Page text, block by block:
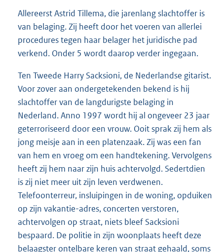
Allereerst Astrid Tillema, die jarenlang slachtoffer is
van belaging. Zij heeft door het voeren van allerlei
procedures tegen haar belager het juridische pad
verkend. Onder 5 wordt daarop verder ingegaan.
Ten Tweede Harry Sacksioni, de Nederlandse gitarist.
Voor zover aan ondergetekenden bekend is hij
slachtoffer van de langdurigste belaging in
Nederland. Anno 1997 wordt hij al ongeveer 23 jaar
geterroriseerd door een vrouw. Ooit sprak zij hem als
jong meisje aan in een platenzaak. Zij was een fan
van hem en vroeg om een handtekening. Vervolgens
heeft zij hem naar zijn huis achtervolgd. Sedertdien
is zij niet meer uit zijn leven verdwenen.
Telefoonterreur, insluipingen in de woning, opduiken
op zijn vakantie-adres, concerten verstoren,
achtervolgen op straat, niets bleef Sacksioni
bespaard. De politie in zijn woonplaats heeft deze
belaagster ontelbare keren van straat gehaald, soms